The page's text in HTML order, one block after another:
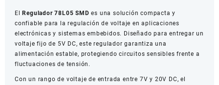
cantidad
ElRegulador 78L05 SMD es una solución compacta y
confiable para la regulación de voltaje en aplicaciones
electrónicas y sistemas embebidos. Diseñado para entregar un
voltaje fijo de 5V DC, este regulador garantiza una
alimentación estable, protegiendo circuitos sensibles frente a
fluctuaciones de tensión.
Con un rango de voltaje de entrada entre 7V y 20V DC, el